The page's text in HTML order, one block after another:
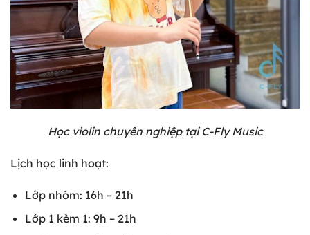
Học violin chuyên nghiệp tại C-Fly Music
Lịch học linh hoạt:
Lớp nhóm: 16h – 21h
Lớp 1 kèm 1: 9h – 21h